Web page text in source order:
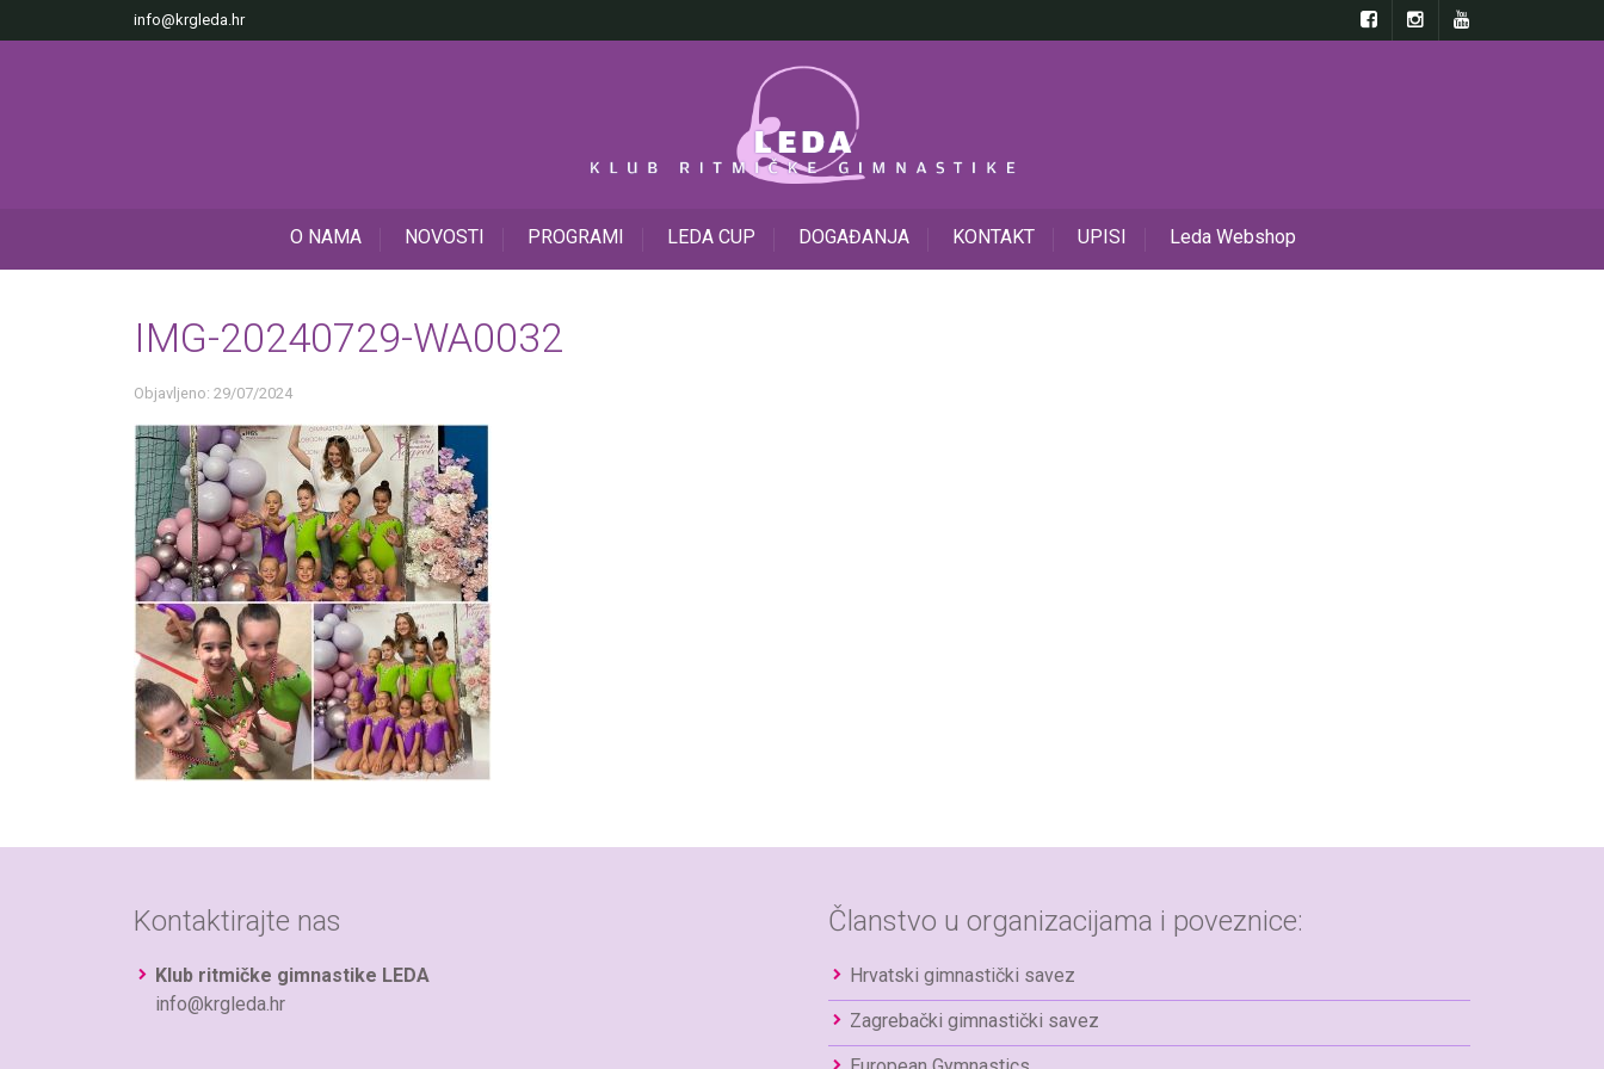
info@krgleda.hr
O NAMA NOVOSTI PROGRAMI LEDA CUP DOGAĐANJA KONTAKT UPISI Leda Webshop
IMG-20240729-WA0032
Objavljeno: 29/07/2024
Kontaktirajte nas
Klub ritmičke gimnastike LEDA
info@krgleda.hr
Članstvo u organizacijama i poveznice:
Hrvatski gimnastički savez
Zagrebački gimnastički savez